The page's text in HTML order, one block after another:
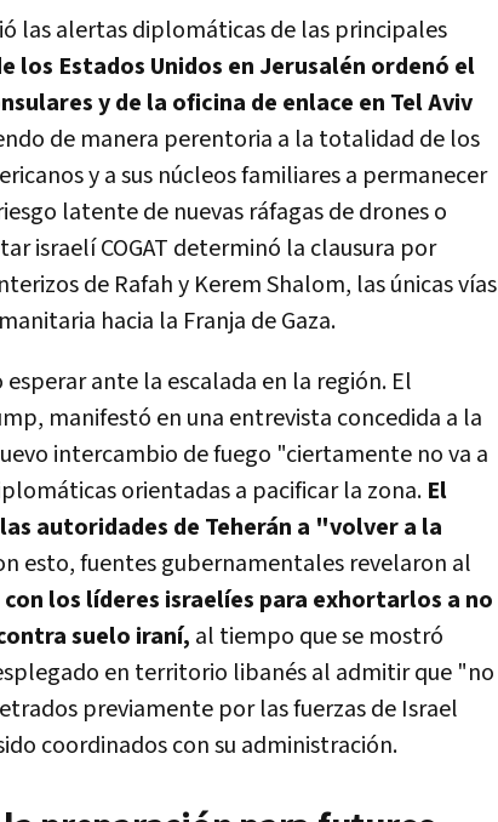
las alertas diplomáticas de las principales
los Estados Unidos en Jerusalén ordenó el
y de la oficina de enlace en Tel Aviv
de manera perentoria a la totalidad de los
y a sus núcleos familiares a permanecer
latente de nuevas ráfagas de drones o
israelí COGAT determinó la clausura por
de Rafah y Kerem Shalom, las únicas vías
hacia la Franja de Gaza.
esperar ante la escalada en la región. El
manifestó en una entrevista concedida a la
intercambio de fuego "ciertamente no va a
orientadas a pacificar la zona. El
autoridades de Teherán a "volver a la
esto, fuentes gubernamentales revelaron al
los líderes israelíes para exhortarlos a no
suelo iraní, al tiempo que se mostró
en territorio libanés al admitir que "no
previamente por las fuerzas de Israel
coordinados con su administración.